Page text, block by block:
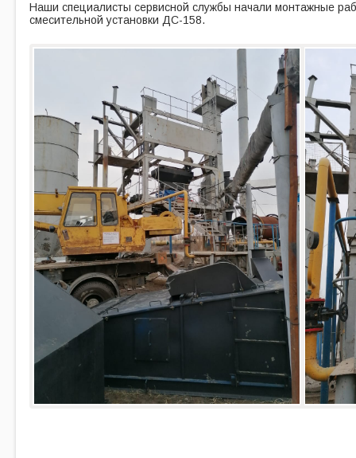
Наши специалисты сервисной службы начали монтажные
смесительной установки ДС-158.